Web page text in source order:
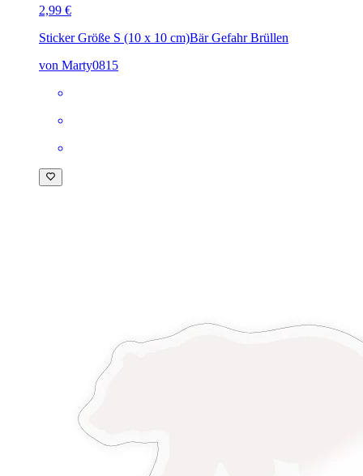
2,99 €
Sticker Größe S (10 x 10 cm)Bär Gefahr Brüllen
von Marty0815